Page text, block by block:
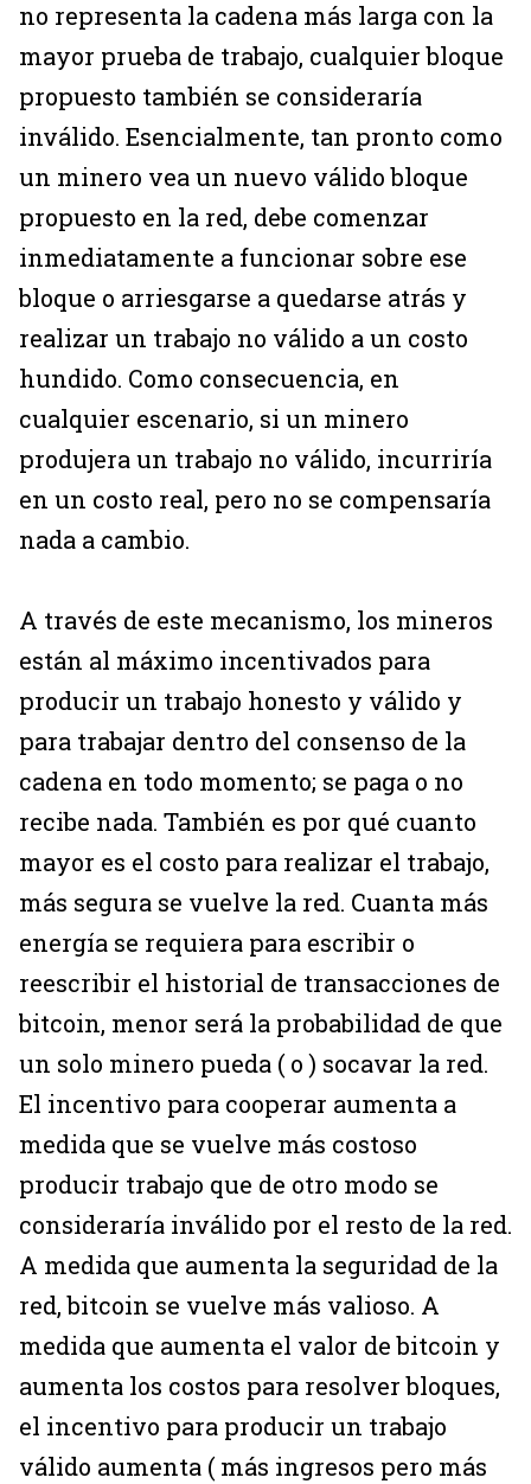
no representa la cadena más larga con la
mayor prueba de trabajo, cualquier bloque
propuesto también se consideraría
inválido. Esencialmente, tan pronto como
un minero vea un nuevo válido bloque
propuesto en la red, debe comenzar
inmediatamente a funcionar sobre ese
bloque o arriesgarse a quedarse atrás y
realizar un trabajo no válido a un costo
hundido. Como consecuencia, en
cualquier escenario, si un minero
produjera un trabajo no válido, incurriría
en un costo real, pero no se compensaría
nada a cambio.
A través de este mecanismo, los mineros
están al máximo incentivados para
producir un trabajo honesto y válido y
para trabajar dentro del consenso de la
cadena en todo momento; se paga o no
recibe nada. También es por qué cuanto
mayor es el costo para realizar el trabajo,
más segura se vuelve la red. Cuanta más
energía se requiera para escribir o
reescribir el historial de transacciones de
bitcoin, menor será la probabilidad de que
un solo minero pueda ( o ) socavar la red.
El incentivo para cooperar aumenta a
medida que se vuelve más costoso
producir trabajo que de otro modo se
consideraría inválido por el resto de la red.
A medida que aumenta la seguridad de la
red, bitcoin se vuelve más valioso. A
medida que aumenta el valor de bitcoin y
aumenta los costos para resolver bloques,
el incentivo para producir un trabajo
válido aumenta ( más ingresos pero más